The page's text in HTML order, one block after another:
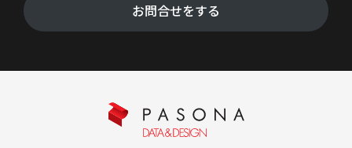
お問合せをする